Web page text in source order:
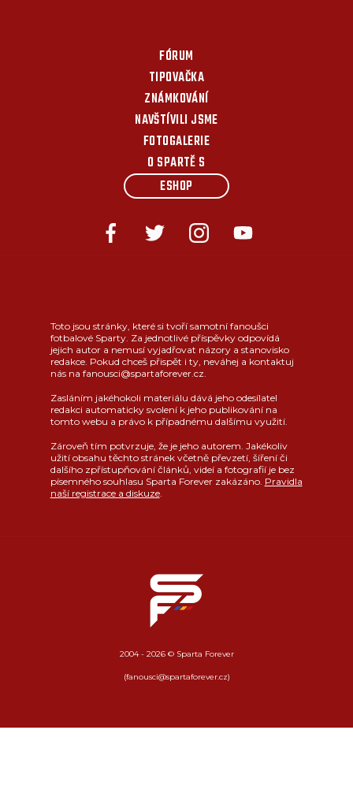
FÓRUM
TIPOVAČKA
ZNÁMKOVÁNÍ
NAVŠTÍVILI JSME
FOTOGALERIE
O SPARTĚ S
ESHOP
Toto jsou stránky, které si tvoří samotní fanoušci
fotbalové Sparty. Za jednotlivé příspěvky odpovídá
jejich autor a nemusí vyjadřovat názory a stanovisko
redakce. Pokud chceš přispět i ty, neváhej a kontaktuj
nás na fanousci@spartaforever.cz.
Zasláním jakéhokoli materiálu dává jeho odesílatel
redakci automaticky svolení k jeho publikování na
tomto webu a právo k případnému dalšímu využití.
Zároveň tím potvrzuje, že je jeho autorem. Jakékoliv
užití obsahu těchto stránek včetně převzetí, šíření či
dalšího zpřístupňování článků, videí a fotografií je bez
písemného souhlasu Sparta Forever zakázáno. Pravidla
naší registrace a diskuze.
2004 - 2026 © Sparta Forever
(fanousci@spartaforever.cz)